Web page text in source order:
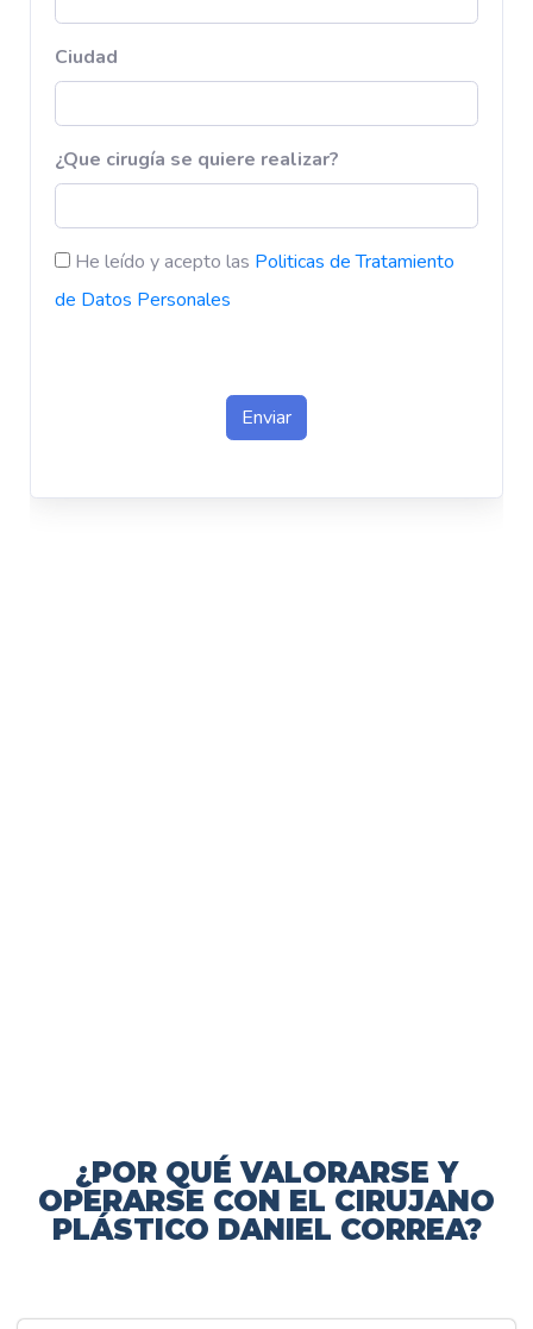
¿POR QUÉ VALORARSE Y
OPERARSE CON EL CIRUJANO
PLÁSTICO DANIEL CORREA?